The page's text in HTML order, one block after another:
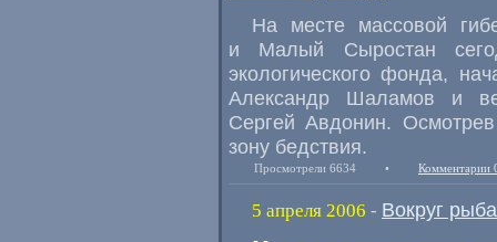
На месте массовой
и Малый Сыростан
экологического фонда,
Александр Шаламов и
Сергей Авдонин.
зону бедствия.
Просмотрели 6634 • Комментарии
5 апреля 2006 - Вокруг